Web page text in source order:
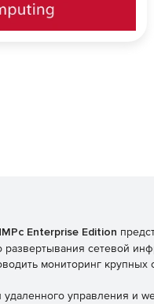
Enterprise Edition
развертывания сетевой
мониторинг
управления и